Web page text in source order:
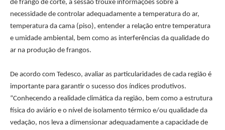
de frango de corte, a sessão trouxe informações sobre a
necessidade de controlar adequadamente a temperatura do ar,
temperatura da cama (piso), entender a relação entre temperatura
e umidade ambiental, bem como as interferências da qualidade do
ar na produção de frangos.
De acordo com Tedesco, avaliar as particularidades de cada região é
importante para garantir o sucesso dos índices produtivos.
“Conhecendo a realidade climática da região, bem como a estrutura
física do aviário e o nível de isolamento térmico e/ou qualidade da
vedação, nos leva a dimensionar adequadamente a capacidade de